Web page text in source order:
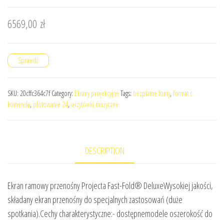
6569,00 zł
Sprawdź
SKU: 20cffc364c7f Category: Ekrany projekcyjne Tags: bezpłatne fonty, format c
komenda, plotowanie 24, wizytówki muzyczne
DESCRIPTION
Ekran ramowy przenośny Projecta Fast-Fold® DeluxeWysokiej jakości,
składany ekran przenośny do specjalnych zastosowań (duże
spotkania).Cechy charakterystyczne:- dostępnemodele oszerokość do